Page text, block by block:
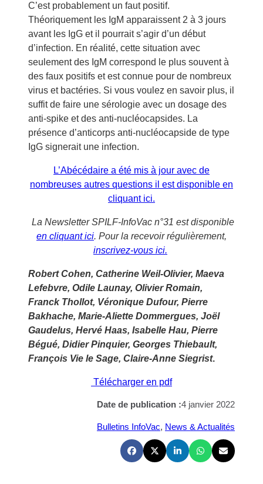
C’est probablement un faut positif.
Théoriquement les IgM apparaissent 2 à 3 jours
avant les IgG et il pourrait s’agir d’un début
d’infection. En réalité, cette situation avec
seulement des IgM correspond le plus souvent à
des faux positifs et est connue pour de nombreux
virus et bactéries. Si vous voulez en savoir plus, il
suffit de faire une sérologie avec un dosage des
anti-spike et des anti-nucléocapsides. La
présence d’anticorps anti-nucléocapside de type
IgG signerait une infection.
L’Abécédaire a été mis à jour avec de
nombreuses autres questions il est disponible en
cliquant ici.
La Newsletter SPILF-InfoVac n°31 est disponible
en cliquant ici. Pour la recevoir régulièrement,
inscrivez-vous ici.
Robert Cohen, Catherine Weil-Olivier, Maeva
Lefebvre, Odile Launay, Olivier Romain,
Franck Thollot, Véronique Dufour, Pierre
Bakhache, Marie-Aliette Dommergues, Joël
Gaudelus, Hervé Haas, Isabelle Hau, Pierre
Bégué, Didier Pinquier, Georges Thiebault,
François Vie le Sage, Claire-Anne Siegrist.
Télécharger en pdf
Date de publication :4 janvier 2022
Bulletins InfoVac, News & Actualités